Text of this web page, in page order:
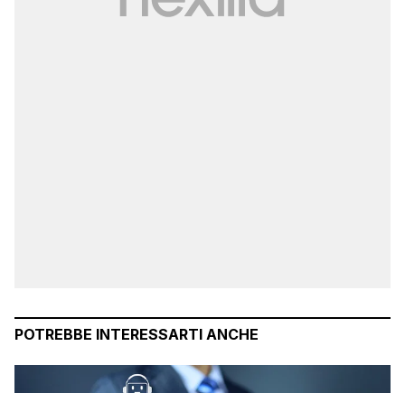
POTREBBE INTERESSARTI ANCHE